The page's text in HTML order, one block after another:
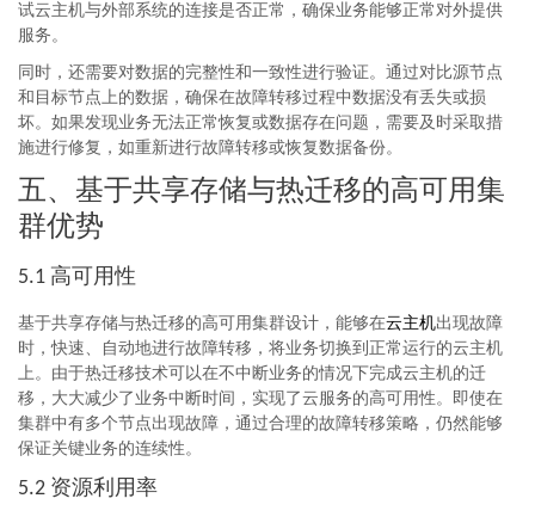
试云主机与外部系统的连接是否正常，确保业务能够正常对外提供
服务。
同时，还需要对数据的完整性和一致性进行验证。通过对比源节点
和目标节点上的数据，确保在故障转移过程中数据没有丢失或损
坏。如果发现业务无法正常恢复或数据存在问题，需要及时采取措
施进行修复，如重新进行故障转移或恢复数据备份。
五、基于共享存储与热迁移的高可用集
群优势
5.1 高可用性
基于共享存储与热迁移的高可用集群设计，能够在云主机出现故障
时，快速、自动地进行故障转移，将业务切换到正常运行的云主机
上。由于热迁移技术可以在不中断业务的情况下完成云主机的迁
移，大大减少了业务中断时间，实现了云服务的高可用性。即使在
集群中有多个节点出现故障，通过合理的故障转移策略，仍然能够
保证关键业务的连续性。
5.2 资源利用率